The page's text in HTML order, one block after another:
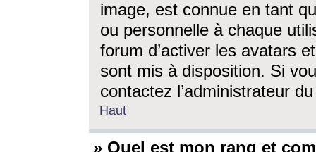
image, est connue en tant
ou personnelle à chaque
forum d’activer les avatars
sont mis à disposition. Si
contactez l’administrateur
Haut
» Quel est mon rang et